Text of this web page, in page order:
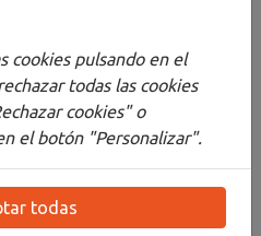
cookies pulsando en el
todas las cookies
cookies" o
el botón "Personalizar".
todas